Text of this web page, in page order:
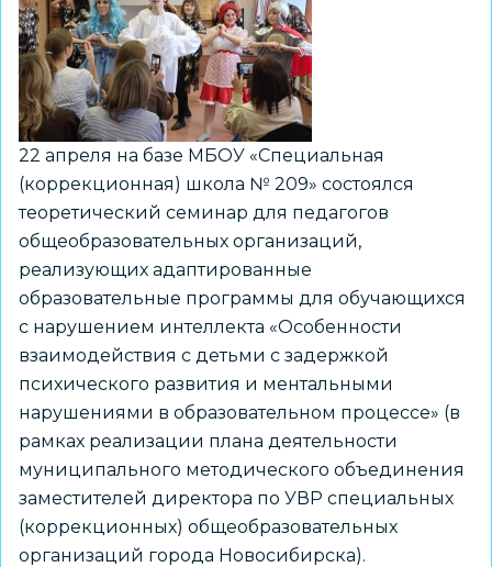
старших
воспитателей
ДОО
22 апреля на базе МБОУ «Специальная
(коррекционная) школа № 209» состоялся
теоретический семинар для педагогов
общеобразовательных организаций,
реализующих адаптированные
образовательные программы для обучающихся
с нарушением интеллекта «Особенности
взаимодействия с детьми с задержкой
психического развития и ментальными
нарушениями в образовательном процессе» (в
рамках реализации плана деятельности
муниципального методического объединения
заместителей директора по УВР специальных
(коррекционных) общеобразовательных
организаций города Новосибирска).